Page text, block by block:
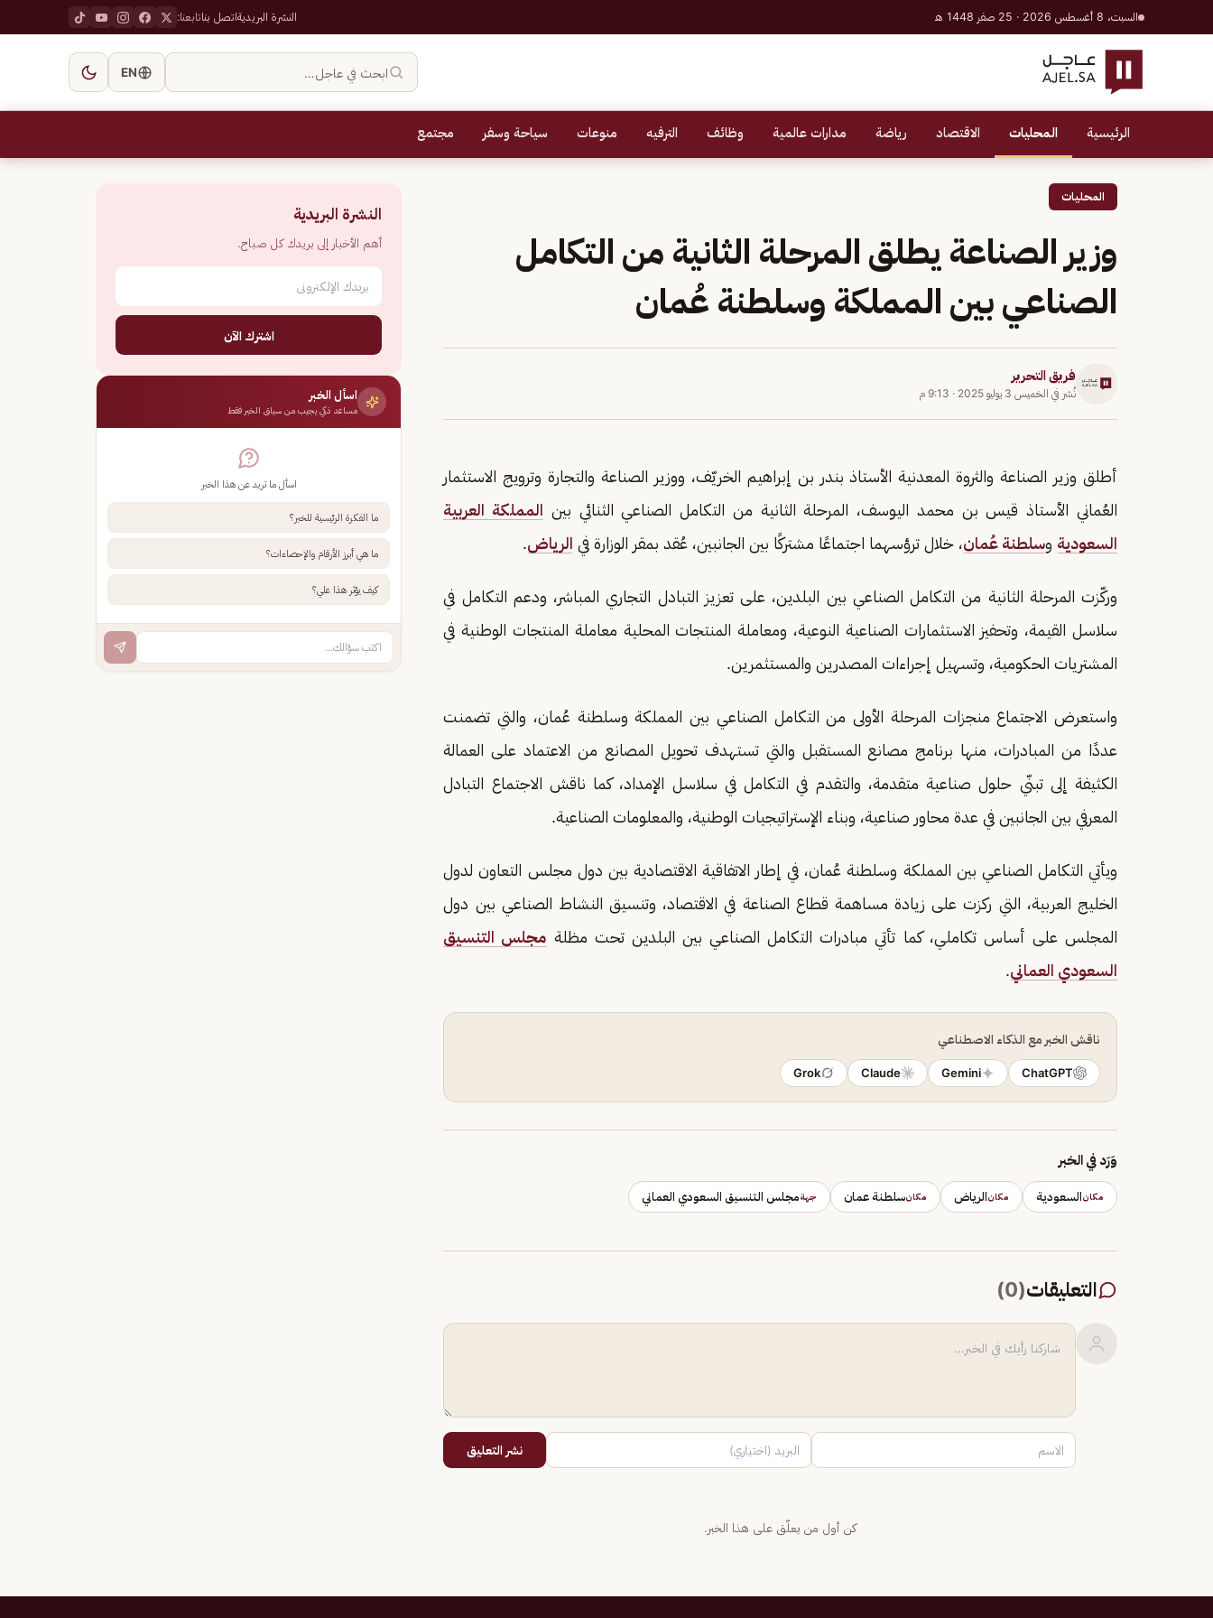
السبت، 8 أغسطس 2026 · 25 صفر 1448 هـ النشرة البريديةاتصل بناتابعنا:
ابحث في عاجل… EN
الرئيسية المحليات الاقتصاد رياضة مدارات عالمية وظائف الترفيه منوعات سياحة وسفر مجتمع
المحليات
وزير الصناعة يطلق المرحلة الثانية من التكامل
الصناعي بين المملكة وسلطنة عُمان
فريق التحرير
نُشر في الخميس 3 يوليو 2025 · 9:13 م
أطلق وزير الصناعة والثروة المعدنية الأستاذ بندر بن إبراهيم الخريّف، ووزير الصناعة والتجارة وترويج الاستثمار
العُماني الأستاذ قيس بن محمد اليوسف، المرحلة الثانية من التكامل الصناعي الثنائي بين المملكة العربية
السعودية وسلطنة عُمان، خلال ترؤسهما اجتماعًا مشتركًا بين الجانبين، عُقد بمقر الوزارة في الرياض.
وركّزت المرحلة الثانية من التكامل الصناعي بين البلدين، على تعزيز التبادل التجاري المباشر، ودعم التكامل في
سلاسل القيمة، وتحفيز الاستثمارات الصناعية النوعية، ومعاملة المنتجات المحلية معاملة المنتجات الوطنية في
المشتريات الحكومية، وتسهيل إجراءات المصدرين والمستثمرين.
واستعرض الاجتماع منجزات المرحلة الأولى من التكامل الصناعي بين المملكة وسلطنة عُمان، والتي تضمنت
عددًا من المبادرات، منها برنامج مصانع المستقبل والتي تستهدف تحويل المصانع من الاعتماد على العمالة
الكثيفة إلى تبنّي حلول صناعية متقدمة، والتقدم في التكامل في سلاسل الإمداد، كما ناقش الاجتماع التبادل
المعرفي بين الجانبين في عدة محاور صناعية، وبناء الإستراتيجيات الوطنية، والمعلومات الصناعية.
ويأتي التكامل الصناعي بين المملكة وسلطنة عُمان، في إطار الاتفاقية الاقتصادية بين دول مجلس التعاون لدول
الخليج العربية، التي ركزت على زيادة مساهمة قطاع الصناعة في الاقتصاد، وتنسيق النشاط الصناعي بين دول
المجلس على أساس تكاملي، كما تأتي مبادرات التكامل الصناعي بين البلدين تحت مظلة مجلس التنسيق
السعودي العماني.
ناقش الخبر مع الذكاء الاصطناعي
ChatGPT
Gemini
Claude
Grok
وَرَد في الخبر
مكانالسعودية مكانالرياض مكانسلطنة عمان جهةمجلس التنسيق السعودي العماني
التعليقات(
0
)
نشر التعليق
كن أول من يعلّق على هذا الخبر.
النشرة البريدية
أهم الأخبار إلى بريدك كل صباح.
اشترك الآن
اسأل الخبر
مساعد ذكي يجيب من سياق الخبر فقط
اسأل ما تريد عن هذا الخبر
ما الفكرة الرئيسية للخبر؟
ما هي أبرز الأرقام والإحصاءات؟
كيف يؤثر هذا علي؟